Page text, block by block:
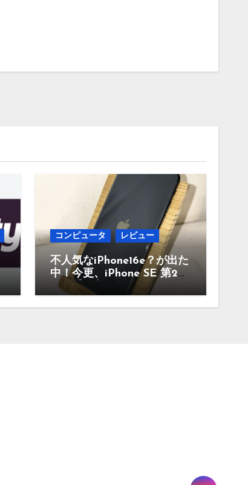
コンピュータ レビュー
不人気なiPhone16e？が出た
中！今更、iPhone SE 第2世
代を手に入れたのでレビュ
ー まだ使えるのか？今買